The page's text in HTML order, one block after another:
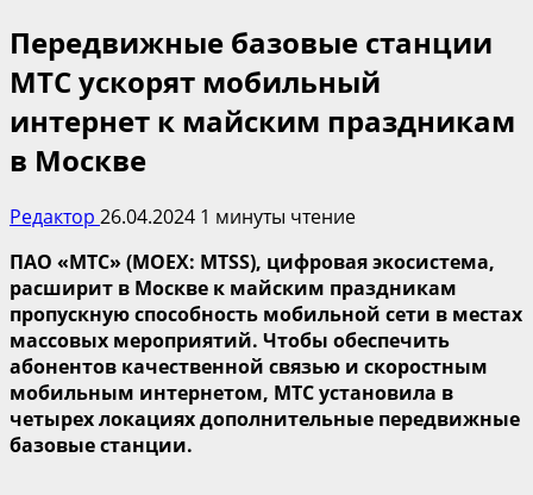
Передвижные базовые станции
МТС ускорят мобильный
интернет к майским праздникам
в Москве
Редактор 26.04.2024 1 минуты чтение
ПАО «МТС» (MOEX: MTSS), цифровая экосистема,
расширит в Москве к майским праздникам
пропускную способность мобильной сети в местах
массовых мероприятий. Чтобы обеспечить
абонентов качественной связью и скоростным
мобильным интернетом, МТС установила в
четырех локациях дополнительные передвижные
базовые станции.